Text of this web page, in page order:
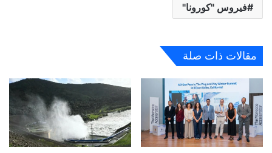
فيروس "كورونا"
مقالات ذات صلة